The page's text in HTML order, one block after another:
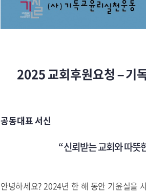
2025 교회후원요청 – 기
공동대표 서신
“신뢰받는 교회와 따뜻
안녕하세요? 2024년 한 해 동안 기윤실을